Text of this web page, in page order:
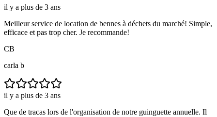
il y a plus de 3 ans
Meilleur service de location de bennes à déchets du marché! Simple,
efficace et pas trop cher. Je recommande!
CB
carla b
il y a plus de 3 ans
Que de tracas lors de l'organisation de notre guinguette annuelle. Il